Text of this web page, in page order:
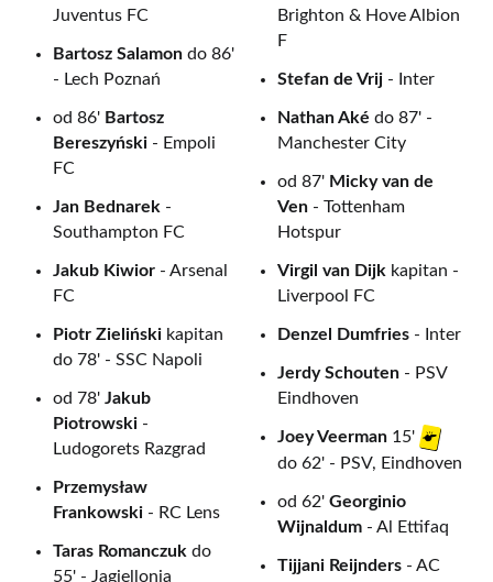
(środa)
Polska
1975.09.10
Polska -
4
1973.10.10
Polska
1969.09.07
(niedziela)
Polska -
Holandia
2.
1969.05.07
(środa)
Rotterdam
Holandia-
0
1968.05.01
(środa)
Holandia
0
Juventus FC
Bartosz Salamon do 86'
- Lech Poznań
od 86' Bartosz
Bereszyński - Empoli
FC
Jan Bednarek -
Southampton FC
Jakub Kiwior - Arsenal
FC
Piotr Zieliński kapitan
do 78' - SSC Napoli
od 78' Jakub
Piotrowski -
Ludogorets Razgrad
Przemysław
Frankowski - RC Lens
Taras Romanczuk do
55' - Jagiellonia
Brighton & Hove Albion
F
Stefan de Vrij - Inter
Nathan Aké do 87' -
Manchester City
od 87' Micky van de
Ven - Tottenham
Hotspur
Virgil van Dijk kapitan -
Liverpool FC
Denzel Dumfries - Inter
Jerdy Schouten - PSV
Eindhoven
Joey Veerman 15'
do 62' - PSV, Eindhoven
od 62' Georginio
Wijnaldum - Al Ettifaq
Tijjani Reijnders - AC